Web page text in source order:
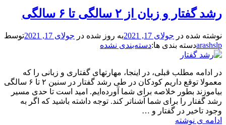
درمان
لکنت
دارد؟
رشد گفتار و زبان از ۲ سالگی تا ۶ سالگی
نوشته شده در جولای 17, 2021 به روز شده در جولای 17, 2021
توسط
arashslpدسته بندی ها:دسته‌بندی نشده
در ادامه مطلب قبلی، در اینجا، مهارتهای گفتاری و زبانی را که
معمولا توقع داریم کودکان در طی رشد گفتار در سنین ۲ تا ۶ سالگی
بیاموزند بطور خلاصه برای شما آورده‌ایم. امید است تا حدی مسیر
رشد گفتار را برای شما آشناتر کند. توجه داشته باشید که اگر به
وجود تاخیر در گفتار و …
ادامه ی نوشته